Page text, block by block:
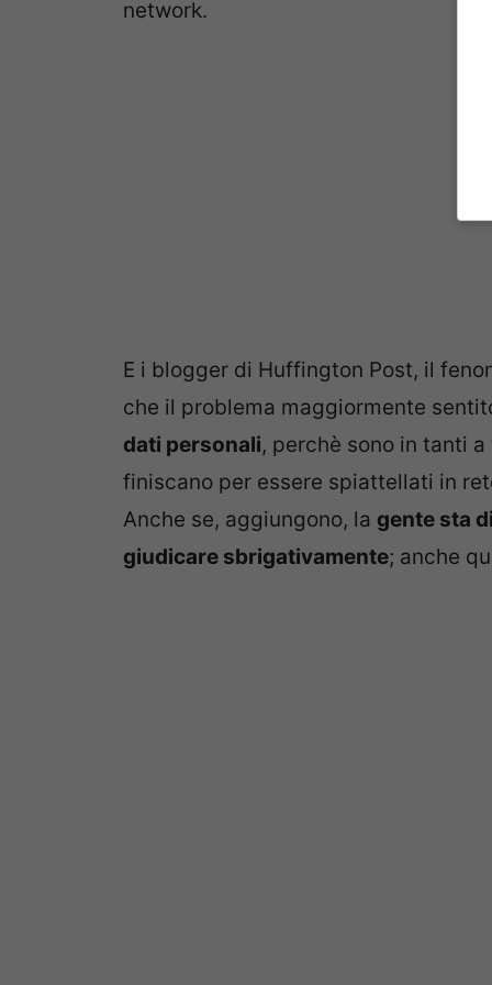
network.
E i blogger di Huffington Post, il
che il problema maggiormente
dati personali, perchè sono in tanti
finiscano per essere spiattellati in
Anche se, aggiungono, la gente sta
giudicare sbrigativamente; anche